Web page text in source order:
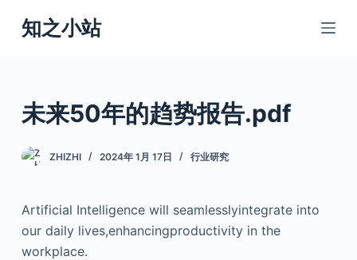
跳
过
知之小站
未来50年的趋势报告.pdf
ZHIZHI 2024年 1月 17日 行业研究
Artificial Intelligence will seamlesslyintegrate into
our daily lives,enhancingproductivity in the
workplace.